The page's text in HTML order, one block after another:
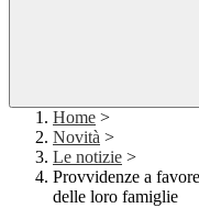
Home >
Novità >
Le notizie >
Provvidenze a
delle loro famiglie